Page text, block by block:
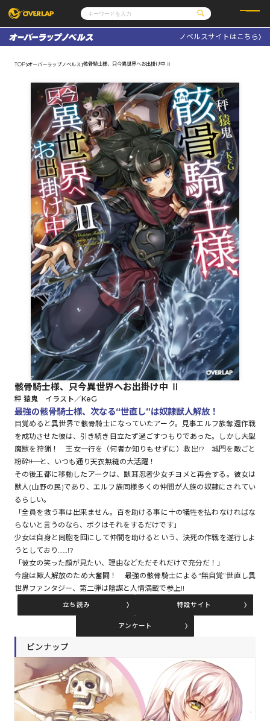
コミックガルド
コミッククリエ
文庫
ノベルス
その他
コミックエッセイ
ポケットモンスター
アニメ
ゲーム
通販・NEWS
OVERLAP STORE
オーバーラップ広報室
企業
会社概要
採用情報
アクセス
オーバーラップホールディングス
お問い合わせはこちら
オーバーラップ文庫
オーバーラップノベルス
オーバーラップノベルスf
ロサージュノベルス
コミックガルド
コミッククリエ
リキューレ
コミックパルフェ
コミックエッセイ
閉じる
ノベルスサイトはこちら
TOP オーバーラップノベルス 骸骨騎士様、只今異世界へお出掛け中 Ⅱ
骸骨騎士様、只今異世界へお出掛け中 Ⅱ
秤 猿鬼 イラスト／KeG
最強の骸骨騎士様、次なる“世直し”は奴隷獣人解放！
目覚めると異世界で骸骨騎士になっていたアーク。見事エルフ族奪還作戦
を成功させた彼は、引き続き目立たず過ごすつもりであった。しかし――大型
魔獣を狩猟！ 王女一行を（何者か知りもせずに）救出!? 城門を敵ごと
粉砕――!! と、いつも通り天衣無縫の大活躍！
その後王都に移動したアークは、獣耳忍者少女チヨメと再会する。彼女は
獣人(山野の民)であり、エルフ族同様多くの仲間が人族の奴隷にされてい
るらしい。
「全員を救う事は出来ません。百を助ける事に十の犠牲を払わなければな
らないと言うのなら、ボクはそれをするだけです」
少女は自身と同胞を囮にして仲間を助けるという、決死の作戦を遂行しよ
うとしており……!?
「彼女の笑った顔が見たい、理由などただそれだけで充分だ！」
今度は獣人解放のため大奮闘！ 最強の骸骨騎士による“無自覚”世直し異
世界ファンタジー、第二弾は陰謀と人情満載で参上!!
立ち読み 特設サイト
アンケート
ピンナップ